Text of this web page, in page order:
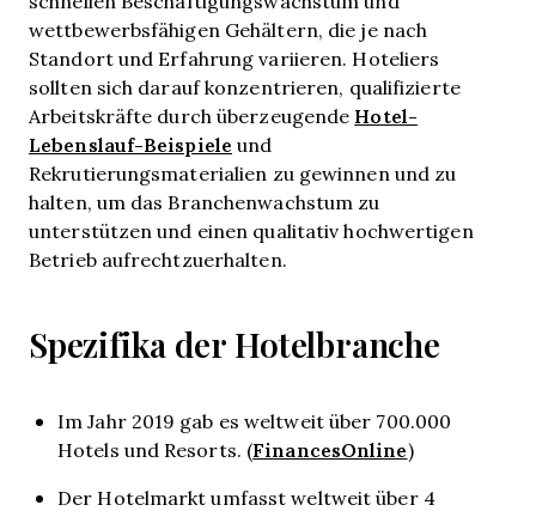
wettbewerbsfähigen Gehältern, die je nach
Standort und Erfahrung variieren. Hoteliers
sollten sich darauf konzentrieren, qualifizierte
Arbeitskräfte durch überzeugende Hotel-
Lebenslauf-Beispiele und
Rekrutierungsmaterialien zu gewinnen und zu
halten, um das Branchenwachstum zu
unterstützen und einen qualitativ hochwertigen
Betrieb aufrechtzuerhalten.
Spezifika der Hotelbranche
Im Jahr 2019 gab es weltweit über 700.000
Hotels und Resorts. (FinancesOnline)
Der Hotelmarkt umfasst weltweit über 4